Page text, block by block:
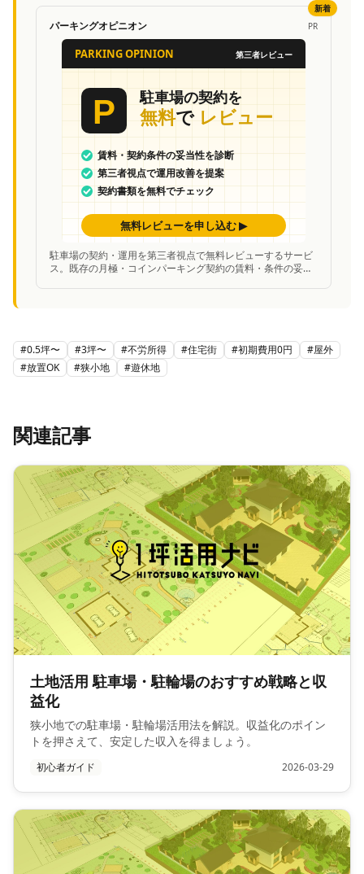
パーキングオピニオン PR
駐車場の契約・運用を第三者視点で無料レビューするサービ
ス。既存の月極・コインパーキング契約の賃料・条件の妥当
新着
#0.5坪〜 #3坪〜 #不労所得 #住宅街 #初期費用0円 #屋外
#放置OK #狭小地 #遊休地
関連記事
土地活用 駐車場・駐輪場のおすすめ戦略と収
益化
狭小地での駐車場・駐輪場活用法を解説。収益化のポイン
トを押さえて、安定した収入を得ましょう。
初心者ガイド 2026-03-29